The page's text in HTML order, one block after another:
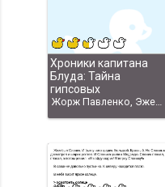
Хроники капитана
Блуда: Тайна
гипсовых
фаллоимитаторов Жорж Павленко, Эжен Бычков, goraph, Евгений Бычков скачать